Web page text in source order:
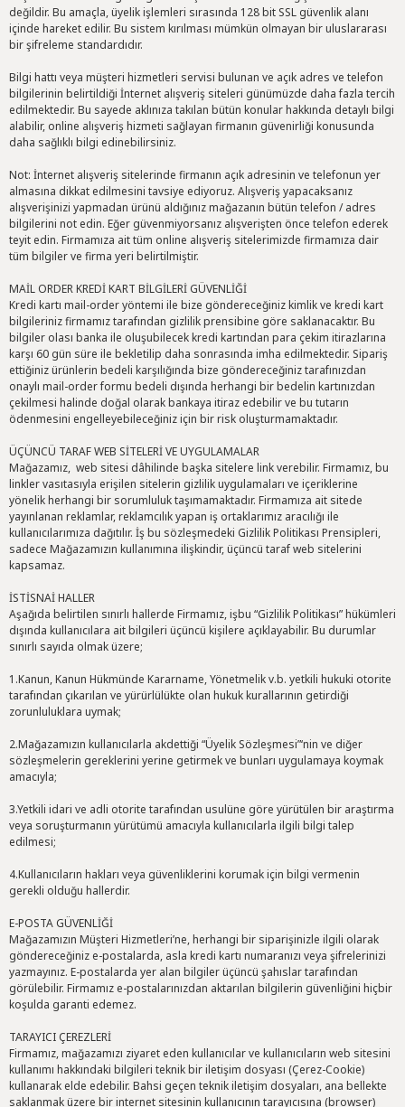
değildir. Bu amaçla, üyelik işlemleri sırasında 128 bit SSL güvenlik alanı
içinde hareket edilir. Bu sistem kırılması mümkün olmayan bir uluslararası
bir şifreleme standardıdır.
Bilgi hattı veya müşteri hizmetleri servisi bulunan ve açık adres ve telefon
bilgilerinin belirtildiği İnternet alışveriş siteleri günümüzde daha fazla tercih
edilmektedir. Bu sayede aklınıza takılan bütün konular hakkında detaylı bilgi
alabilir, online alışveriş hizmeti sağlayan firmanın güvenirliği konusunda
daha sağlıklı bilgi edinebilirsiniz.
Not: İnternet alışveriş sitelerinde firmanın açık adresinin ve telefonun yer
almasına dikkat edilmesini tavsiye ediyoruz. Alışveriş yapacaksanız
alışverişinizi yapmadan ürünü aldığınız mağazanın bütün telefon / adres
bilgilerini not edin. Eğer güvenmiyorsanız alışverişten önce telefon ederek
teyit edin. Firmamıza ait tüm online alışveriş sitelerimizde firmamıza dair
tüm bilgiler ve firma yeri belirtilmiştir.
MAİL ORDER KREDİ KART BİLGİLERİ GÜVENLİĞİ
Kredi kartı mail-order yöntemi ile bize göndereceğiniz kimlik ve kredi kart
bilgileriniz firmamız tarafından gizlilik prensibine göre saklanacaktır. Bu
bilgiler olası banka ile oluşubilecek kredi kartından para çekim itirazlarına
karşı 60 gün süre ile bekletilip daha sonrasında imha edilmektedir. Sipariş
ettiğiniz ürünlerin bedeli karşılığında bize göndereceğiniz tarafınızdan
onaylı mail-order formu bedeli dışında herhangi bir bedelin kartınızdan
çekilmesi halinde doğal olarak bankaya itiraz edebilir ve bu tutarın
ödenmesini engelleyebileceğiniz için bir risk oluşturmamaktadır.
ÜÇÜNCÜ TARAF WEB SİTELERİ VE UYGULAMALAR
Mağazamız, web sitesi dâhilinde başka sitelere link verebilir. Firmamız, bu
linkler vasıtasıyla erişilen sitelerin gizlilik uygulamaları ve içeriklerine
yönelik herhangi bir sorumluluk taşımamaktadır. Firmamıza ait sitede
yayınlanan reklamlar, reklamcılık yapan iş ortaklarımız aracılığı ile
kullanıcılarımıza dağıtılır. İş bu sözleşmedeki Gizlilik Politikası Prensipleri,
sadece Mağazamızın kullanımına ilişkindir, üçüncü taraf web sitelerini
kapsamaz.
İSTİSNAİ HALLER
Aşağıda belirtilen sınırlı hallerde Firmamız, işbu “Gizlilik Politikası” hükümleri
dışında kullanıcılara ait bilgileri üçüncü kişilere açıklayabilir. Bu durumlar
sınırlı sayıda olmak üzere;
1.Kanun, Kanun Hükmünde Kararname, Yönetmelik v.b. yetkili hukuki otorite
tarafından çıkarılan ve yürürlülükte olan hukuk kurallarının getirdiği
zorunluluklara uymak;
2.Mağazamızın kullanıcılarla akdettiği “Üyelik Sözleşmesi”‘nin ve diğer
sözleşmelerin gereklerini yerine getirmek ve bunları uygulamaya koymak
amacıyla;
3.Yetkili idari ve adli otorite tarafından usulüne göre yürütülen bir araştırma
veya soruşturmanın yürütümü amacıyla kullanıcılarla ilgili bilgi talep
edilmesi;
4.Kullanıcıların hakları veya güvenliklerini korumak için bilgi vermenin
gerekli olduğu hallerdir.
E-POSTA GÜVENLİĞİ
Mağazamızın Müşteri Hizmetleri’ne, herhangi bir siparişinizle ilgili olarak
göndereceğiniz e-postalarda, asla kredi kartı numaranızı veya şifrelerinizi
yazmayınız. E-postalarda yer alan bilgiler üçüncü şahıslar tarafından
görülebilir. Firmamız e-postalarınızdan aktarılan bilgilerin güvenliğini hiçbir
koşulda garanti edemez.
TARAYICI ÇEREZLERİ
Firmamız, mağazamızı ziyaret eden kullanıcılar ve kullanıcıların web sitesini
kullanımı hakkındaki bilgileri teknik bir iletişim dosyası (Çerez-Cookie)
kullanarak elde edebilir. Bahsi geçen teknik iletişim dosyaları, ana bellekte
saklanmak üzere bir internet sitesinin kullanıcının tarayıcısına (browser)